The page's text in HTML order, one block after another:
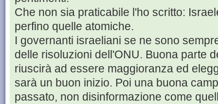
Che non sia praticabile l'ho scritto:
perfino quelle atomiche.
I governanti israeliani se ne sono
delle risoluzioni dell'ONU. Buona parte
riuscirà ad essere maggioranza ed
sarà un buon inizio. Poi una buona
passato, non disinformazione come